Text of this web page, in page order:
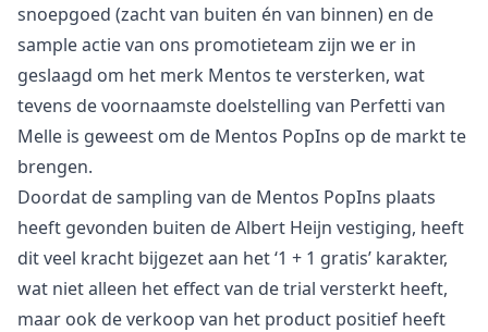
snoepgoed (zacht van buiten én van binnen) en de
sample actie van ons promotieteam zijn we er in
geslaagd om het merk Mentos te versterken, wat
tevens de voornaamste doelstelling van Perfetti van
Melle is geweest om de Mentos PopIns op de markt te
brengen.
Doordat de sampling van de Mentos PopIns plaats
heeft gevonden buiten de Albert Heijn vestiging, heeft
dit veel kracht bijgezet aan het ‘1 + 1 gratis’ karakter,
wat niet alleen het effect van de trial versterkt heeft,
maar ook de verkoop van het product positief heeft